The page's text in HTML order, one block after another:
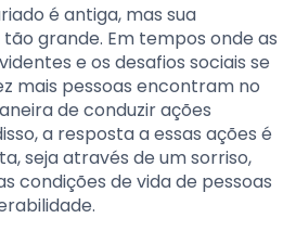
é antiga, mas sua
grande. Em tempos onde as
e os desafios sociais se
mais pessoas encontram no
de conduzir ações
a resposta a essas ações é
seja através de um sorriso,
condições de vida de pessoas